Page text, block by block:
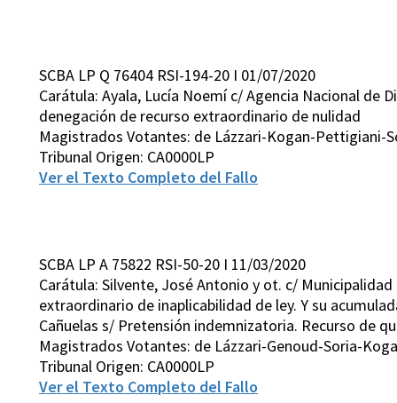
SCBA LP Q 76404 RSI-194-20 I 01/07/2020
Carátula: Ayala, Lucía Noemí c/ Agencia Nacional de
denegación de recurso extraordinario de nulidad
Magistrados Votantes: de Lázzari-Kogan-Pettigiani-
Tribunal Origen: CA0000LP
Ver el Texto Completo del Fallo
SCBA LP A 75822 RSI-50-20 I 11/03/2020
Carátula: Silvente, José Antonio y ot. c/
extraordinario de inaplicabilidad de ley. Y su
Cañuelas s/ Pretensión indemnizatoria. Recurso de
Magistrados Votantes: de Lázzari-Genoud-Soria-
Tribunal Origen: CA0000LP
Ver el Texto Completo del Fallo